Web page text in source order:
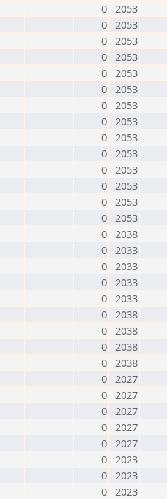
0 2053
0 2053
0 2053
0 2053
0 2053
0 2053
0 2053
0 2053
0 2053
0 2053
0 2053
0 2053
0 2053
0 2053
0 2038
0 2033
0 2033
0 2033
0 2033
0 2038
0 2038
0 2038
0 2038
0 2027
0 2027
0 2027
0 2027
0 2027
0 2023
0 2023
0 2023